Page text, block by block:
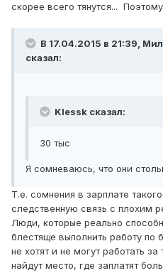
скорее всего тянутся...
В 17.04.2015 в 21:39,
сказал:
Klessk сказал:
30 тыс
Я сомневаюсь, что они
Т.е. сомнения в зарплате
следственную связь с плохим
Люди, которые реально
блестяще выполнить работу по
не хотят и не могут работать
найдут место, где заплатят